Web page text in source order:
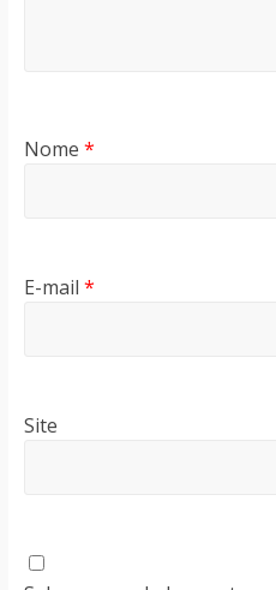
Nome *
E-mail *
Site